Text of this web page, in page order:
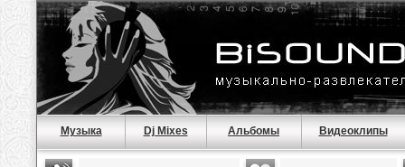
Музыка Dj Mixes Альбомы Видеоклипы